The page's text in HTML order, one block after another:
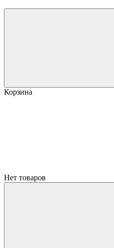
Корзина
Нет товаров